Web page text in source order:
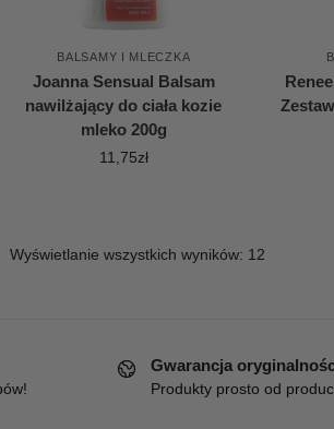
BALSAMY I MLECZKA
Joanna Sensual Balsam
nawilżający do ciała kozie
mleko 200g
11,75zł
Wyświetlanie wszystkich wyników: 12
Gwarancja
Produkty prosto od